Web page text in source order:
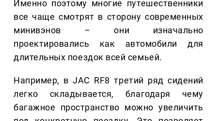
Именно поэтому многие путешественники
все чаще смотрят в сторону современных
минивэнов – они изначально
проектировались как автомобили для
длительных поездок всей семьей.
Например, в JAC RF8 третий ряд сидений
легко складывается, благодаря чему
багажное пространство можно увеличить